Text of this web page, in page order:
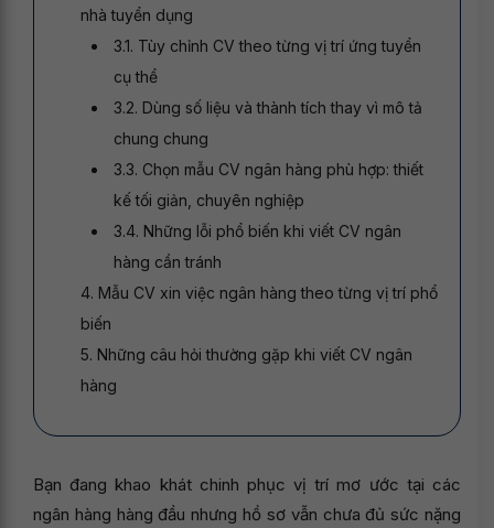
nhà tuyển dụng
3.1. Tùy chỉnh CV theo từng vị trí ứng tuyển
cụ thể
3.2. Dùng số liệu và thành tích thay vì mô tả
chung chung
3.3. Chọn mẫu CV ngân hàng phù hợp: thiết
kế tối giản, chuyên nghiệp
3.4. Những lỗi phổ biến khi viết CV ngân
hàng cần tránh
4. Mẫu CV xin việc ngân hàng theo từng vị trí phổ
biến
5. Những câu hỏi thường gặp khi viết CV ngân
hàng
Bạn đang khao khát chinh phục vị trí mơ ước tại các
ngân hàng hàng đầu nhưng hồ sơ vẫn chưa đủ sức nặng